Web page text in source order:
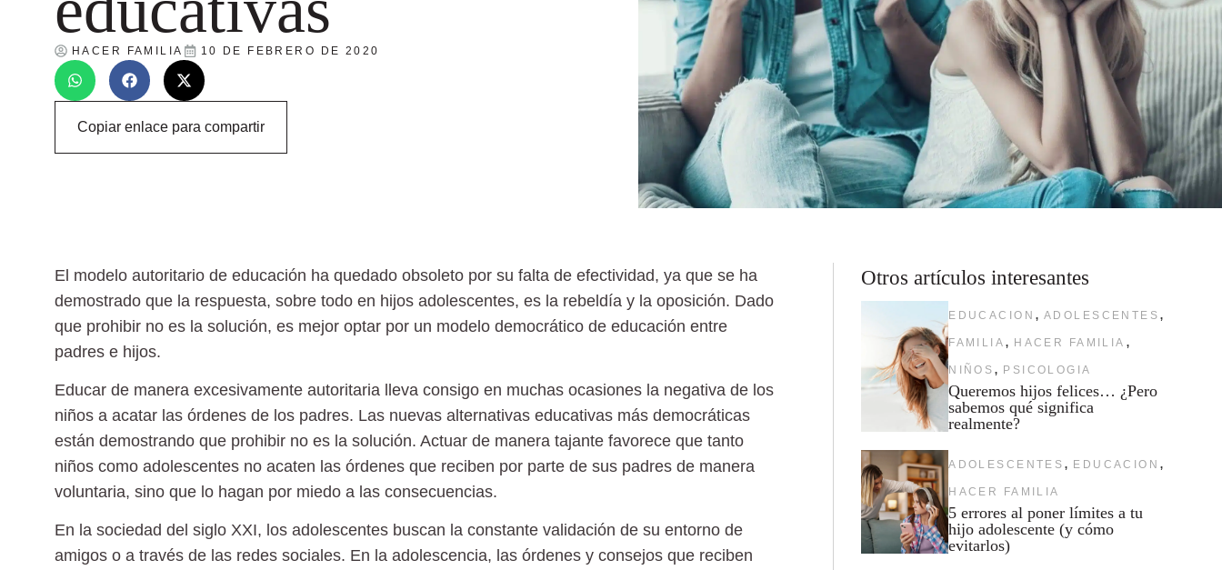
HACER FAMILIA 10 DE FEBRERO DE 2020
Copiar enlace para compartir
El modelo autoritario de educación ha quedado obsoleto por su falta de efectividad, ya que se ha
demostrado que la respuesta, sobre todo en hijos adolescentes, es la rebeldía y la oposición. Dado
que prohibir no es la solución, es mejor optar por un modelo democrático de educación entre
padres e hijos.
Educar de manera excesivamente autoritaria lleva consigo en muchas ocasiones la negativa de los
niños a acatar las órdenes de los padres. Las nuevas alternativas educativas más democráticas
están demostrando que prohibir no es la solución. Actuar de manera tajante favorece que tanto
niños como adolescentes no acaten las órdenes que reciben por parte de sus padres de manera
voluntaria, sino que lo hagan por miedo a las consecuencias.
En la sociedad del siglo XXI, los adolescentes buscan la constante validación de su entorno de
amigos o a través de las redes sociales. En la adolescencia, las órdenes y consejos que reciben
Otros artículos interesantes
EDUCACION , ADOLESCENTES ,
FAMILIA , HACER FAMILIA ,
NIÑOS , PSICOLOGIA
Queremos hijos felices… ¿Pero
sabemos qué significa
realmente?
ADOLESCENTES , EDUCACION ,
HACER FAMILIA
5 errores al poner límites a tu
hijo adolescente (y cómo
evitarlos)